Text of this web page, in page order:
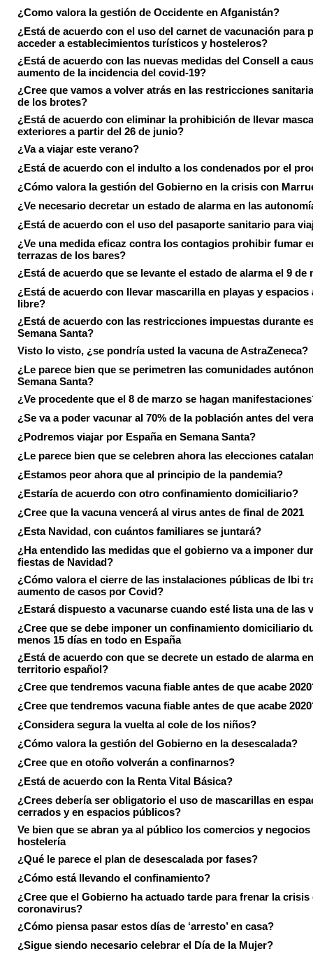
¿Como valora la gestión de Occidente en Afganistán?
¿Está de acuerdo con el uso del carnet de vacunación para
acceder a establecimientos turísticos y hosteleros?
¿Está de acuerdo con las nuevas medidas del Consell a
aumento de la incidencia del covid-19?
¿Cree que vamos a volver atrás en las restricciones
de los brotes?
¿Está de acuerdo con eliminar la prohibición de llevar
exteriores a partir del 26 de junio?
¿Va a viajar este verano?
¿Está de acuerdo con el indulto a los condenados por el
¿Cómo valora la gestión del Gobierno en la crisis con
¿Ve necesario decretar un estado de alarma en las
¿Está de acuerdo con el uso del pasaporte sanitario para
¿Ve una medida eficaz contra los contagios prohibir fumar
terrazas de los bares?
¿Está de acuerdo que se levante el estado de alarma el 9 de
¿Está de acuerdo con llevar mascarilla en playas y espacios
libre?
¿Está de acuerdo con las restricciones impuestas durante
Semana Santa?
Visto lo visto, ¿se pondría usted la vacuna de AstraZeneca?
¿Le parece bien que se perimetren las comunidades
Semana Santa?
¿Ve procedente que el 8 de marzo se hagan
¿Se va a poder vacunar al 70% de la población antes del
¿Podremos viajar por España en Semana Santa?
¿Le parece bien que se celebren ahora las elecciones
¿Estamos peor ahora que al principio de la pandemia?
¿Estaría de acuerdo con otro confinamiento domiciliario?
¿Cree que la vacuna vencerá al virus antes de final de 2021
¿Esta Navidad, con cuántos familiares se juntará?
¿Ha entendido las medidas que el gobierno va a imponer
fiestas de Navidad?
¿Cómo valora el cierre de las instalaciones públicas de Ibi
aumento de casos por Covid?
¿Estará dispuesto a vacunarse cuando esté lista una de las
¿Cree que se debe imponer un confinamiento domiciliario
menos 15 días en todo en España
¿Está de acuerdo con que se decrete un estado de alarma
territorio español?
¿Cree que tendremos vacuna fiable antes de que acabe
¿Cree que tendremos vacuna fiable antes de que acabe
¿Considera segura la vuelta al cole de los niños?
¿Cómo valora la gestión del Gobierno en la desescalada?
¿Cree que en otoño volverán a confinarnos?
¿Está de acuerdo con la Renta Vital Básica?
¿Crees debería ser obligatorio el uso de mascarillas en
cerrados y en espacios públicos?
Ve bien que se abran ya al público los comercios y negocios
hostelería
¿Qué le parece el plan de desescalada por fases?
¿Cómo está llevando el confinamiento?
¿Cree que el Gobierno ha actuado tarde para frenar la crisis
coronavirus?
¿Cómo piensa pasar estos días de ‘arresto’ en casa?
¿Sigue siendo necesario celebrar el Día de la Mujer?